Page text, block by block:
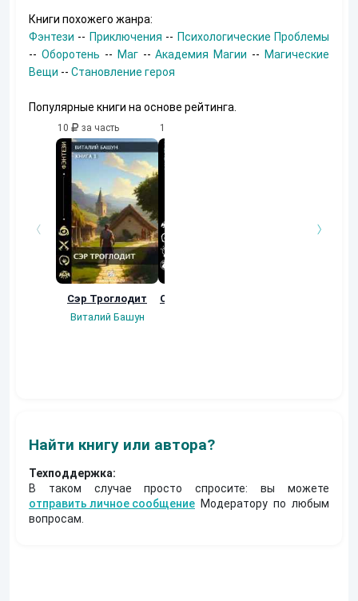
Книги похожего жанра:
Фэнтези -- Приключения -- Психологические Проблемы
-- Оборотень -- Маг--Академия Магии -- Магические
Вещи -- Становление героя
Популярные книги на основе рейтинга.
10 за часть
Сэр Троглодит
Виталий Башун
10
Осколки прошлого
Найти книгу или автора?
Техподдержка:
В таком случае просто спросите: вы можете
отправить личное сообщение Модератору по любым
вопросам.